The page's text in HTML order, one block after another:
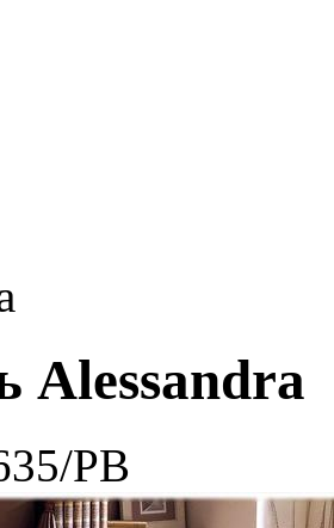
Alessandra
РВ